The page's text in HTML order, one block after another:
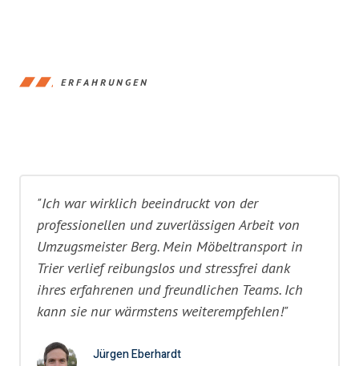
ERFAHRUNGEN
"Ich war wirklich beeindruckt von der
professionellen und zuverlässigen Arbeit von
Umzugsmeister Berg. Mein Möbeltransport in
Trier verlief reibungslos und stressfrei dank
ihres erfahrenen und freundlichen Teams. Ich
kann sie nur wärmstens weiterempfehlen!"
Jürgen Eberhardt